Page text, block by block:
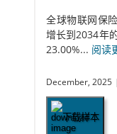
全球物联网保
增长到2034年
23.00%... 阅读
December, 2025
下载样本